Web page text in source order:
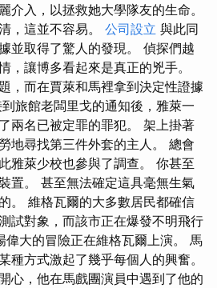
介入，以拯救她大學隊友的生命。
，這並不容易。 公司設立 與此同
並取得了驚人的發現。 偵探們越
，讓博多看起來是真正的兇手。
，而在賈萊和馬裡拿到決定性證據
旅館老闆里戈的通知後，雅萊一
兩名已被定罪的罪犯。 架上掛著
地尋找第三件外套的主人。 總會
雅萊少校也參與了調查。 你甚至
置。 甚至無法確定這具毫無生氣
。 維格瓦爾的大多數居民都確信
試對象，而該市正在爆發不明飛行
偉大的冒險正在維格瓦爾上演。 馬
種方式激起了幾乎每個人的興奮。
心，他在馬戲團演員中遇到了他的